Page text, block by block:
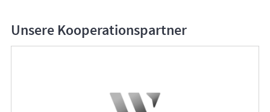
Unsere Kooperationspartner